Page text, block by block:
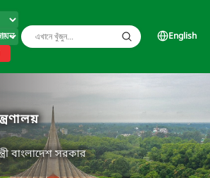
English
বাংলাদেশ সরকার